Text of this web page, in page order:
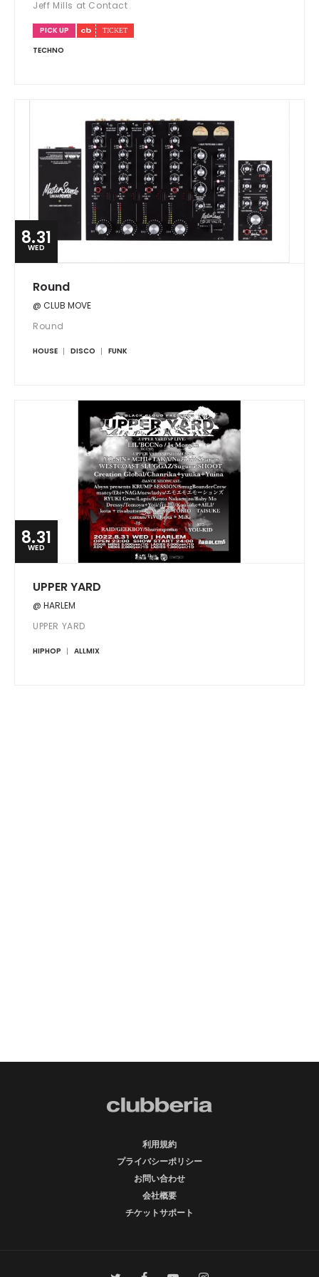
Jeff Mills at Contact
PICK UP
TECHNO
8.31
WED
Round
@ CLUB MOVE
Round
HOUSE DISCO FUNK
8.31
WED
UPPER YARD
@ HARLEM
UPPER YARD
HIPHOP ALLMIX
利用規約
プライバシーポリシー
お問い合わせ
会社概要
チケットサポート